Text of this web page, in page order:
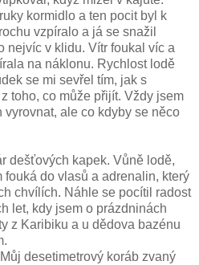
kormidlo a ten pocit byl k
vzpíralo a já se snažil
nejvíc v klidu. Vítr foukal víc a
na náklonu. Rychlost lodě
se mi sevřel tím, jak s
toho, co může přijít. Vždy jsem
ale co kdyby se něco
dešťových kapek. Vůně lodě,
fouká do vlasů a adrenalin, který
chvílích. Náhle se pocítil radost
let, kdy jsem o prázdninách
z Karibiku a u dědova bazénu
desetimetrový koráb zvaný